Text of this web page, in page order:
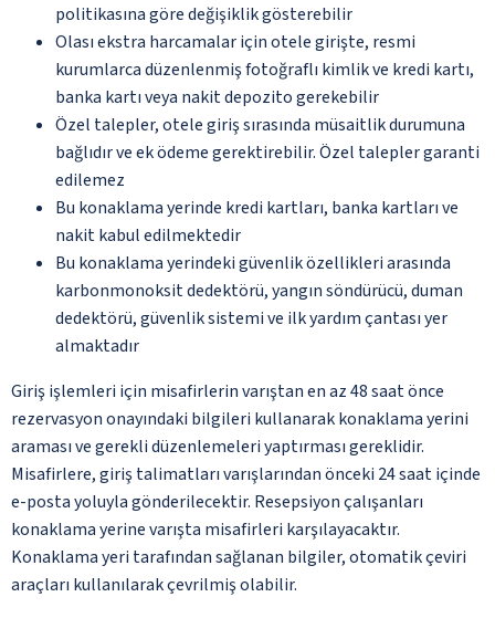
politikasına göre değişiklik gösterebilir
Olası ekstra harcamalar için otele girişte, resmi
kurumlarca düzenlenmiş fotoğraflı kimlik ve kredi kartı,
banka kartı veya nakit depozito gerekebilir
Özel talepler, otele giriş sırasında müsaitlik durumuna
bağlıdır ve ek ödeme gerektirebilir. Özel talepler garanti
edilemez
Bu konaklama yerinde kredi kartları, banka kartları ve
nakit kabul edilmektedir
Bu konaklama yerindeki güvenlik özellikleri arasında
karbonmonoksit dedektörü, yangın söndürücü, duman
dedektörü, güvenlik sistemi ve ilk yardım çantası yer
almaktadır
Giriş işlemleri için misafirlerin varıştan en az 48 saat önce
rezervasyon onayındaki bilgileri kullanarak konaklama yerini
araması ve gerekli düzenlemeleri yaptırması gereklidir.
Misafirlere, giriş talimatları varışlarından önceki 24 saat içinde
e-posta yoluyla gönderilecektir. Resepsiyon çalışanları
konaklama yerine varışta misafirleri karşılayacaktır.
Konaklama yeri tarafından sağlanan bilgiler, otomatik çeviri
araçları kullanılarak çevrilmiş olabilir.